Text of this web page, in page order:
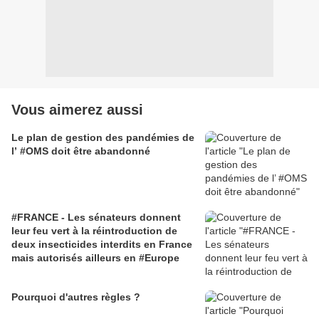
Vous aimerez aussi
Le plan de gestion des pandémies de
l’ #OMS doit être abandonné
#FRANCE - Les sénateurs donnent
leur feu vert à la réintroduction de
deux insecticides interdits en France
mais autorisés ailleurs en #Europe
Pourquoi d'autres règles ?